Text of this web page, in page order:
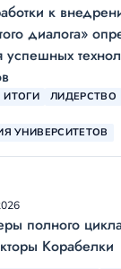
к
диалога»
успешных
ИТОГИ ЛИДЕРСТВО
УНИВЕРСИТЕТОВ
полного
Корабелки